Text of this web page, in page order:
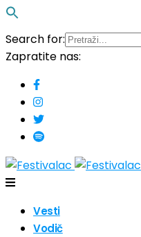
Search for:
Zapratite nas:
Vesti
Vodič